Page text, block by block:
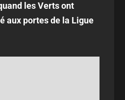
les Verts ont
aux portes de la Ligue